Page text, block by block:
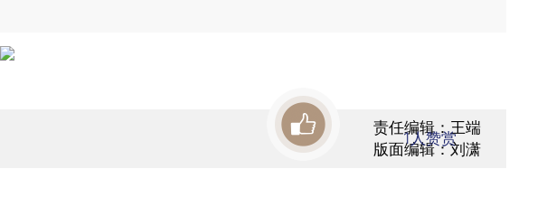
责任编辑：王端
版面编辑：刘潇
1人赞赏